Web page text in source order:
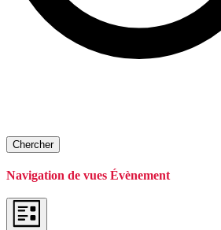
Chercher
Navigation de vues Évènement